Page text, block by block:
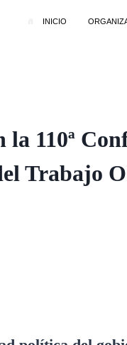
INICIO
110ª
Trabajo